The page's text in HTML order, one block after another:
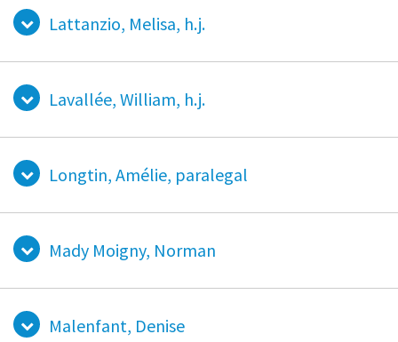
Lattanzio, Melisa, h.j.
Lavallée, William, h.j.
Longtin, Amélie, paralegal
Mady Moigny, Norman
Malenfant, Denise